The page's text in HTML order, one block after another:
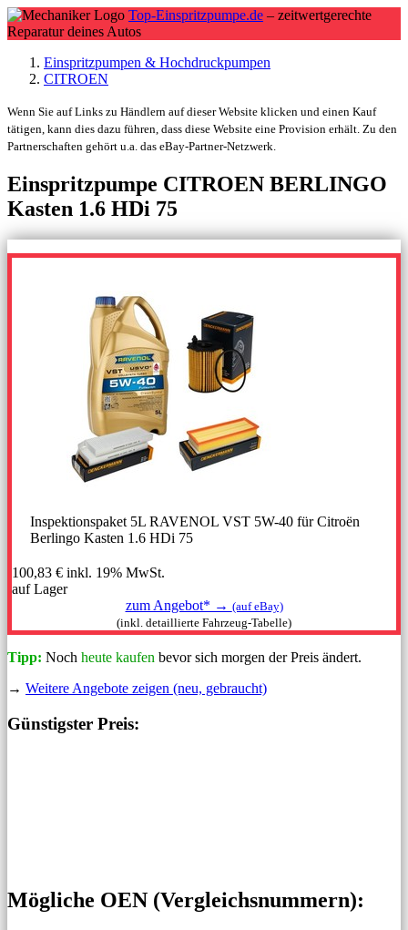
Top-Einspritzpumpe.de – zeitwertgerechte
Reparatur deines Autos
Einspritzpumpen & Hochdruckpumpen
CITROEN
Wenn Sie auf Links zu Händlern auf dieser Website klicken und einen Kauf
tätigen, kann dies dazu führen, dass diese Website eine Provision erhält. Zu den
Partnerschaften gehört u.a. das eBay-Partner-Netzwerk.
Einspritzpumpe CITROEN BERLINGO
Kasten 1.6 HDi 75
Inspektionspaket 5L RAVENOL VST 5W-40 für Citroën
Berlingo Kasten 1.6 HDi 75
100,83 € inkl. 19% MwSt.
auf Lager
zum Angebot* → (auf eBay)
(inkl. detaillierte Fahrzeug-Tabelle)
Tipp: Noch heute kaufen bevor sich morgen der Preis ändert.
→ Weitere Angebote zeigen (neu, gebraucht)
Günstigster Preis:
Mögliche OEN (Vergleichs­nummern):